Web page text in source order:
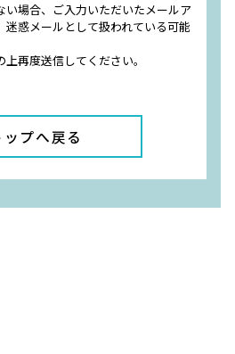
場合、ご入力いただいたメールア
迷惑メールとして扱われている可能
再度送信してください。
ップへ戻る